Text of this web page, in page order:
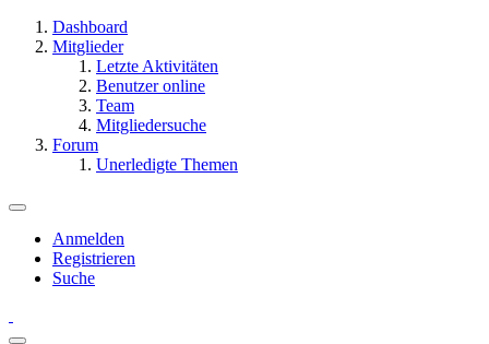
Dashboard
Mitglieder
Letzte Aktivitäten
Benutzer online
Team
Mitgliedersuche
Forum
Unerledigte Themen
Anmelden
Registrieren
Suche